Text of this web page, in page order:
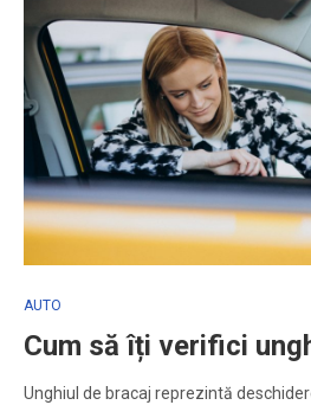
AUTO
Cum să îți verifici
Unghiul de bracaj reprezintă